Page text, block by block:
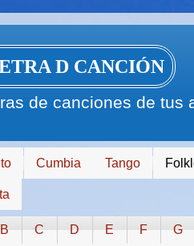
D CANCIÓN
de canciones de tus
Cumbia Tango
B C D E F G